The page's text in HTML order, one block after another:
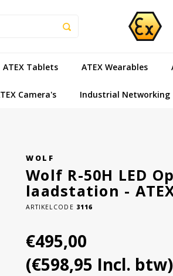
ATEX Tablets ATEX Wearables
Camera's Industrial Networking
WOLF
Wolf R-50H LED
laadstation -
ARTIKELCODE 3116
€495,00
(€598,95 Incl. btw)